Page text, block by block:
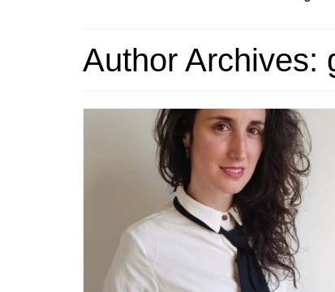
Author Archives: